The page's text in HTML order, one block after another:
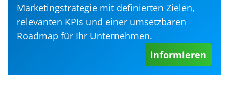
Marketingstrategie mit definierten Zielen,
relevanten KPIs und einer umsetzbaren
Roadmap für Ihr Unternehmen.
informieren